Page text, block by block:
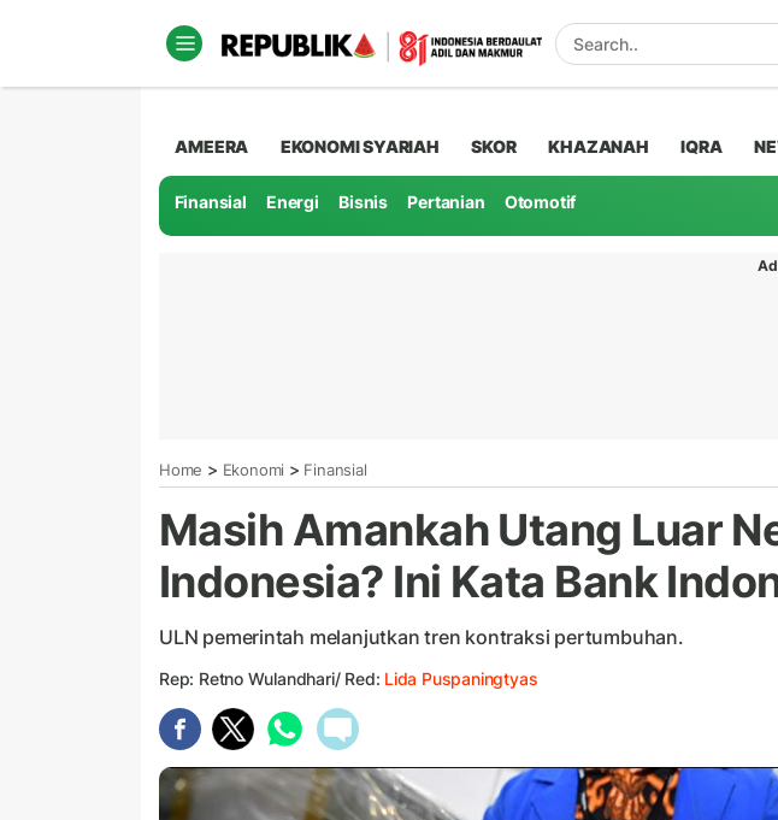
AMEERA EKONOMI SYARIAH SKOR KHAZANAH IQRA
Finansial Energi Bisnis Pertanian Otomotif
Home > Ekonomi > Finansial
Masih Amankah Utang Luar
Indonesia? Ini Kata Bank
ULN pemerintah melanjutkan tren kontraksi pertumbuhan.
Rep: Retno Wulandhari/ Red: Lida Puspaningtyas